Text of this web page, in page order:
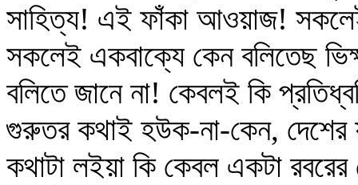
সাহিত্য! এই ফাঁকা আওয়াজ!
সকলেই একবাক্যে কেন বলিতেছ
বলিতে জানে না! কেবলই কি
গুরুতর কথাই হউক-না-কেন, দেশের
কথাটা লইয়া কি কেবল একটা